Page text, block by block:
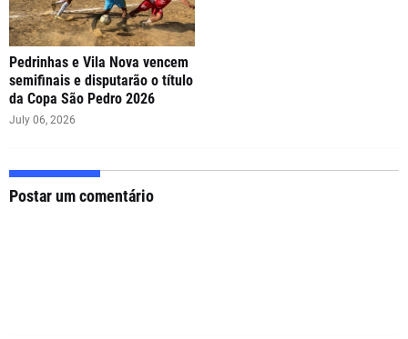
Pedrinhas e Vila Nova vencem
semifinais e disputarão o título
da Copa São Pedro 2026
July 06, 2026
Postar um comentário